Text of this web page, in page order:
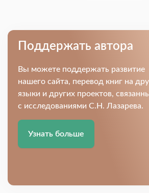
Поддержать автора
Вы можете поддержать развитие
нашего сайта, перевод книг на
языки и других проектов,
с исследованиями С.Н. Лазарева.
Узнать больше